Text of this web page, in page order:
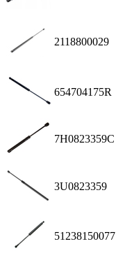
2118800029
654704175R
7H0823359C
3U0823359
51238150077